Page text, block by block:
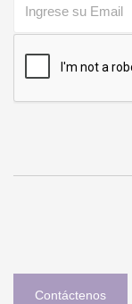
Contáctenos